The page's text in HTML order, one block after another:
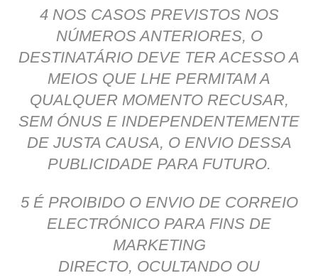
4 NOS CASOS PREVISTOS NOS
NÚMEROS ANTERIORES, O
DESTINATÁRIO DEVE TER ACESSO A
MEIOS QUE LHE PERMITAM A
QUALQUER MOMENTO RECUSAR,
SEM ÓNUS E INDEPENDENTEMENTE
DE JUSTA CAUSA, O ENVIO DESSA
PUBLICIDADE PARA FUTURO.
5 É PROIBIDO O ENVIO DE CORREIO
ELECTRÓNICO PARA FINS DE
MARKETING
DIRECTO, OCULTANDO OU